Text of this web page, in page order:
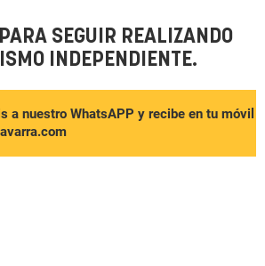
SEGUIR REALIZANDO
INDEPENDIENTE.
a nuestro WhatsAPP y recibe en tu móvil